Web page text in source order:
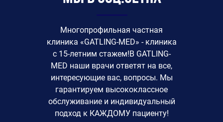
Многопрофильная частная
клиника «GATLING-MED» - клиника
с 15-летним стажем!В GATLING-
MED наши врачи ответят на все,
интересующие вас, вопросы. Мы
гарантируем высококлассное
обслуживание и индивидуальный
подход к КАЖДОМУ пациенту!